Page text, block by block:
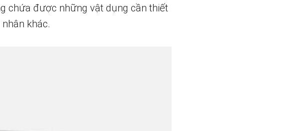
chứa được những vật dụng cần thiết
khác.